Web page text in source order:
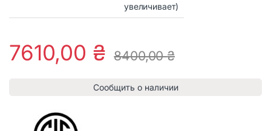
увеличивает)
7610,00 ₴ 8400,00₴
Сообщить о наличии